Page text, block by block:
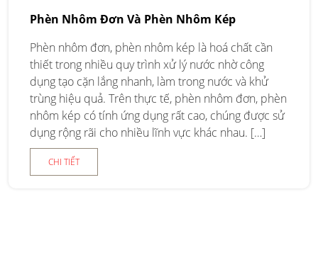
Phèn Nhôm Đơn Và Phèn Nhôm Kép
Phèn nhôm đơn, phèn nhôm kép là hoá chất cần
thiết trong nhiều quy trình xử lý nước nhờ công
dụng tạo cặn lắng nhanh, làm trong nước và khử
trùng hiệu quả. Trên thực tế, phèn nhôm đơn, phèn
nhôm kép có tính ứng dụng rất cao, chúng được sử
dụng rộng rãi cho nhiều lĩnh vực khác nhau. […]
CHI TIẾT